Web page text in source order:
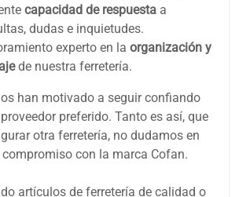
capacidad de respuesta a
dudas e inquietudes.
experto en la organización y
de nuestra ferretería.
han motivado a seguir confiando
preferido. Tanto es así, que
otra ferretería, no dudamos en
con la marca Cofan.
artículos de ferretería de calidad o